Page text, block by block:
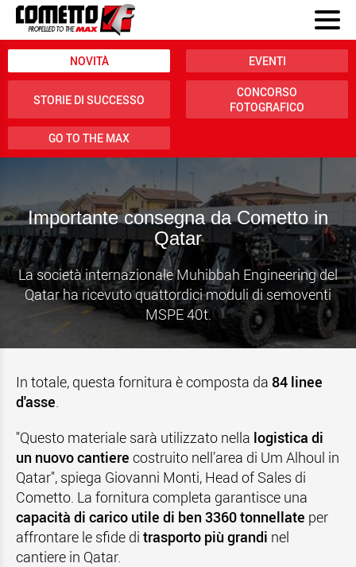
NOVITÀ EVENTI
STORIE DI SUCCESSO
CONCORSO
FOTOGRAFICO
GO TO THE MAX
Importante consegna da Cometto in
Qatar
La società internazionale Muhibbah Engineering del
Qatar ha ricevuto quattordici moduli di semoventi
MSPE 40t.
In totale, questa fornitura è composta da 84 linee
d'asse.
"Questo materiale sarà utilizzato nella logistica di
un nuovo cantiere costruito nell’area di Um Alhoul in
Qatar", spiega Giovanni Monti, Head of Sales di
Cometto. La fornitura completa garantisce una
capacità di carico utile di ben 3360 tonnellate per
affrontare le sfide di trasporto più grandi nel
cantiere in Qatar.